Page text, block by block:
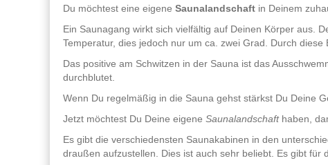
Du möchtest eine eigene Saunalandschaft in Deinem
Ein Saunagang wirkt sich vielfältig auf Deinen Körper aus.
Temperatur, dies jedoch nur um ca. zwei Grad. Durch
Das positive am Schwitzen in der Sauna ist das
durchblutet.
Wenn Du regelmäßig in die Sauna gehst stärkst Du Deine
Jetzt möchtest Du Deine eigene Saunalandschafthaben,
Es gibt die verschiedensten Saunakabinen in den
draußen aufzustellen. Dies ist auch sehr beliebt. Es gibt